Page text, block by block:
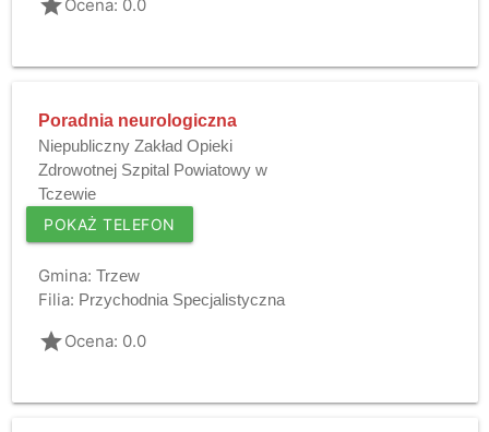
gradeOcena: 0.0
Poradnia neurologiczna
Niepubliczny Zakład Opieki
Zdrowotnej Szpital Powiatowy w
Tczewie
POKAŻ TELEFON
Gmina: Trzew
Filia: Przychodnia Specjalistyczna
gradeOcena: 0.0